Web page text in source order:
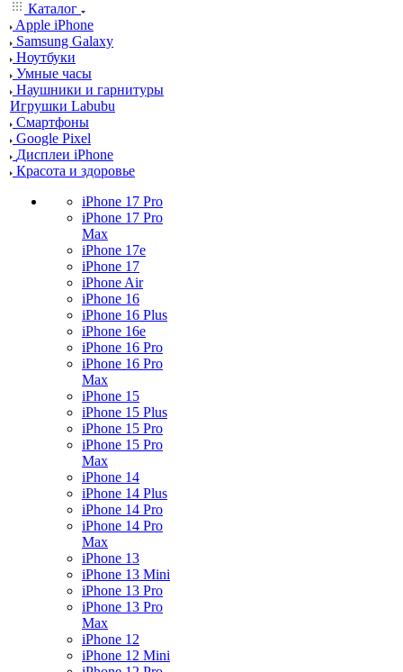
Каталог
Apple iPhone
Samsung Galaxy
Ноутбуки
Умные часы
Наушники и гарнитуры
Игрушки Labubu
Смартфоны
Google Pixel
Дисплеи iPhone
Красота и здоровье
iPhone 17 Pro
iPhone 17 Pro
Max
iPhone 17e
iPhone 17
iPhone Air
iPhone 16
iPhone 16 Plus
iPhone 16e
iPhone 16 Pro
iPhone 16 Pro
Max
iPhone 15
iPhone 15 Plus
iPhone 15 Pro
iPhone 15 Pro
Max
iPhone 14
iPhone 14 Plus
iPhone 14 Pro
iPhone 14 Pro
Max
iPhone 13
iPhone 13 Mini
iPhone 13 Pro
iPhone 13 Pro
Max
iPhone 12
iPhone 12 Mini